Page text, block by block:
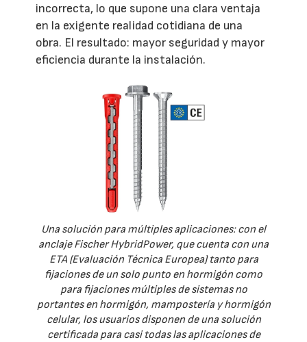
incorrecta, lo que supone una clara ventaja
en la exigente realidad cotidiana de una
obra. El resultado: mayor seguridad y mayor
eficiencia durante la instalación.
Una solución para múltiples aplicaciones: con el
anclaje Fischer HybridPower, que cuenta con una
ETA (Evaluación Técnica Europea) tanto para
fijaciones de un solo punto en hormigón como
para fijaciones múltiples de sistemas no
portantes en hormigón, mampostería y hormigón
celular, los usuarios disponen de una solución
certificada para casi todas las aplicaciones de